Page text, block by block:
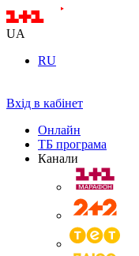
UA
RU
Вхід в кабінет
Онлайн
ТБ програма
Канали